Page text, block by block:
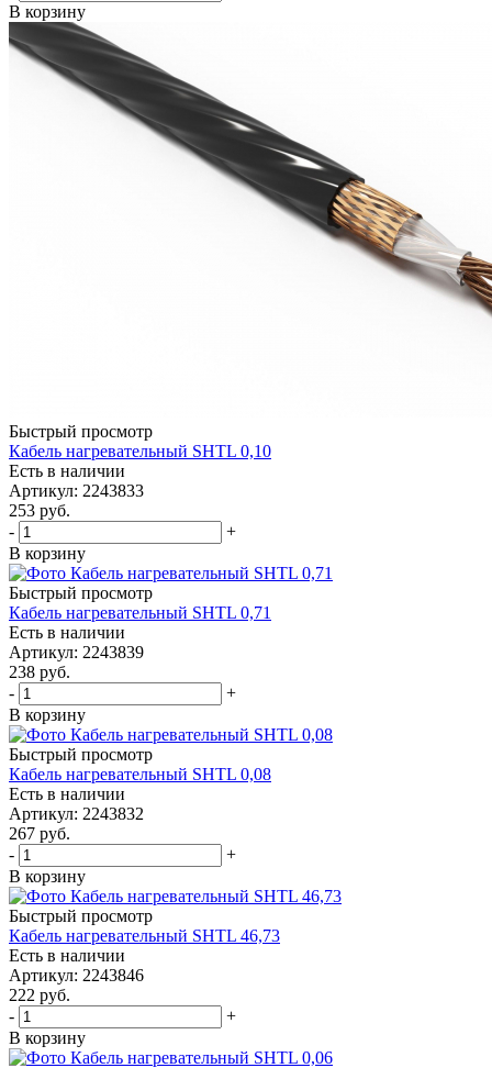
В корзину
Быстрый просмотр
Кабель нагревательный SHTL 0,10
Есть в наличии
Артикул: 2243833
253 руб.
-
+
В корзину
Быстрый просмотр
Кабель нагревательный SHTL 0,71
Есть в наличии
Артикул: 2243839
238 руб.
-
+
В корзину
Быстрый просмотр
Кабель нагревательный SHTL 0,08
Есть в наличии
Артикул: 2243832
267 руб.
-
+
В корзину
Быстрый просмотр
Кабель нагревательный SHTL 46,73
Есть в наличии
Артикул: 2243846
222 руб.
-
+
В корзину